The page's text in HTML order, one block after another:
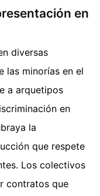
en
diversas
las minorías en el
a arquetipos
en
la
que respete
Los colectivos
contratos que